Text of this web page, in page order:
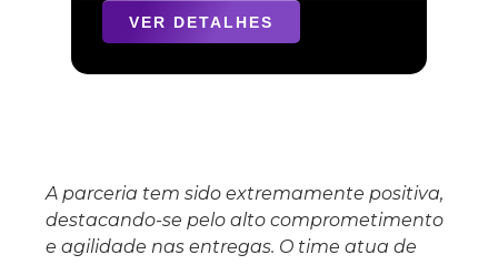
VER DETALHES
A parceria tem sido extremamente positiva,
destacando-se pelo alto comprometimento
e agilidade nas entregas. O time atua de